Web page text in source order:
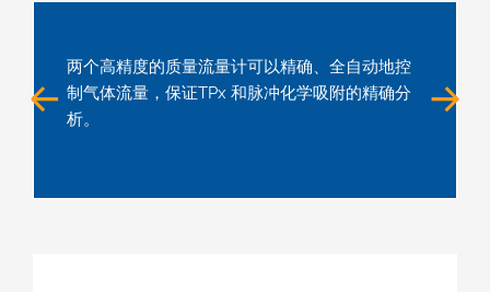
两个高精度的质量流量计可以精确、全自动地控
制气体流量，保证TPx 和脉冲化学吸附的精确分
析。